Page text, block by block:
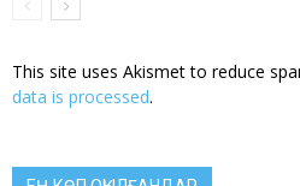
This site uses Akismet to reduce
data is processed.